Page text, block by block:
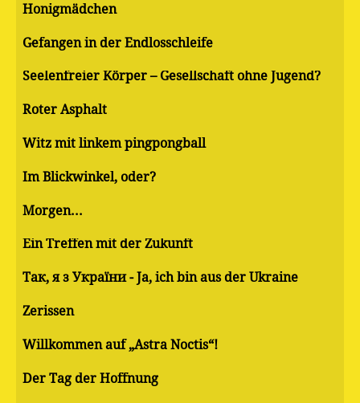
Honigmädchen
Gefangen in der Endlosschleife
Seelenfreier Körper – Gesellschaft ohne Jugend?
Roter Asphalt
Witz mit linkem pingpongball
Im Blickwinkel, oder?
Morgen...
Ein Treffen mit der Zukunft
Так, я з України - Ja, ich bin aus der Ukraine
Zerissen
Willkommen auf „Astra Noctis“!
Der Tag der Hoffnung